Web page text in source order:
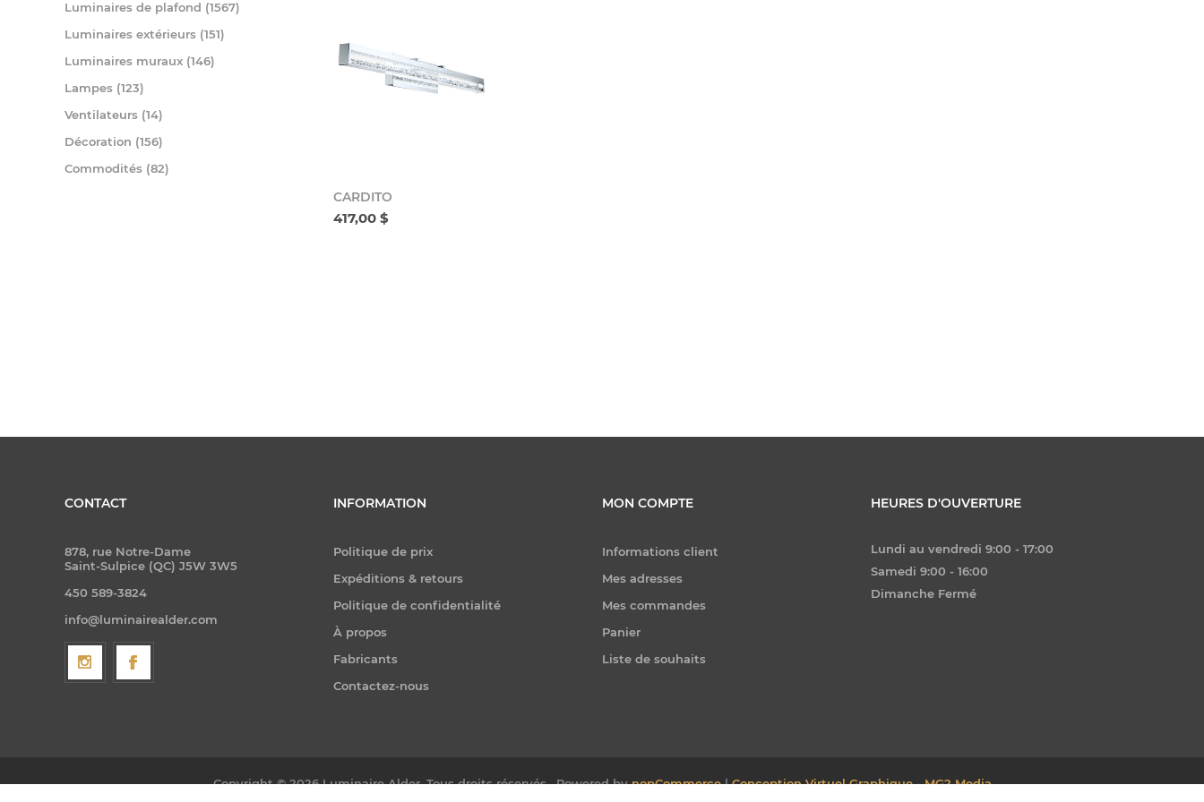
CARDITO
417,00 $
Luminaires de plafond (1567)
Luminaires extérieurs (151)
Luminaires muraux (146)
Lampes (123)
Ventilateurs (14)
Décoration (156)
Commodités (82)
CONTACT
878, rue Notre-Dame
Saint-Sulpice (QC) J5W 3W5
450 589-3824
info@luminairealder.com
INFORMATION
Politique de prix
Expéditions & retours
Politique de confidentialité
À propos
Fabricants
Contactez-nous
MON COMPTE
Informations client
Mes adresses
Mes commandes
Panier
Liste de souhaits
HEURES D'OUVERTURE
Lundi au vendredi 9:00 - 17:00
Samedi 9:00 - 16:00
Dimanche Fermé
Copyright © 2026 Luminaire Alder. Tous droits réservés.Powered bynopCommerce|Conception Virtuel Graphique - MG2 Media